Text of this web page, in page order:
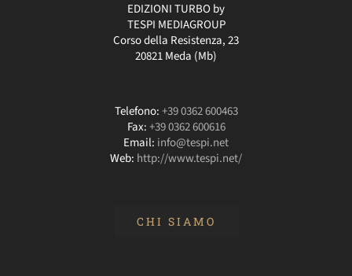
EDIZIONI TURBO by
TESPI MEDIAGROUP
Corso della Resistenza, 23
20821 Meda (Mb)
Telefono:+39 0362 600463
Fax:+39 0362 600616
Email: info@tespi.net
Web: http://www.tespi.net/
CHI SIAMO